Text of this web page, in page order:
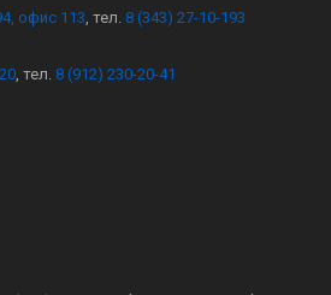
офис 113 , тел. 8 (343) 27-10-193
, тел. 8 (912) 230-20-41